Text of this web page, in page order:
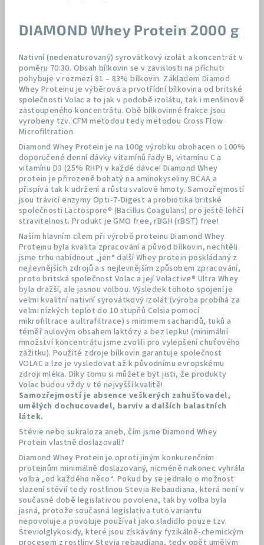
DIAMOND Whey Protein 2000 g
Nativní (nedenaturovaný) syrovátkový izolát a koncentrát v
poměru 70:30. Obsah bílkovin se v závislosti na příchuti
pohybuje v rozmezí 81 – 83% bílkovin. Základem Diamod
Whey Proteinu je výběrová a prvotřídní bílkovina od britské
společnosti Volac a to jak v podobě izolátu, tak i menšinově
zastoupeného koncentrátu. Obě bílkovinné frakce jsou
vyrobeny tzv. CFM metodou tedy metodou Cross Flow
Microfiltration.
Diamond Whey Protein je na 100g výrobku obohacen o 100%
doporučené denní dávky vitamínů řady B, vitamínu C a
vitamínu D3 (25% RHP) v každé dávce! Diamond Whey
protein je přirozeně bohatý na aminokyseliny BCAA a
přispívá tak k udržení a růstu svalové hmoty. Samozřejmostí
jsou trávicí enzymy Opti-7-Digest a probiotika britské
společnosti Lactospore® (Bacillus Coagulans) pro ještě lehčí
stravitelnost. Produkt je GMO free, rBGH (rBST) free!
Naším hlavním cílem při výrobě proteinu Diamond Whey
Proteinu byla kvalita zpracování a původ bílkovin, nechtěli
jsme trhu nabídnout „jen“ další Whey protein poskládaný z
nejlevnějších zdrojů a s nejlevnějším způsobem zpracování,
proto britská společnost Volac a její Volactive® Ultra Whey
byla dražší, ale jasnou volbou. Výsledek tohoto spojení je
velmi kvalitní nativní syrovátkový izolát (výroba probíhá za
velmi nízkých teplot do 10 stupňů Celsia pomocí
mikrofiltrace a ultrafiltrace) s minimem sacharidů, tuků a
téměř nulovým obsahem laktózy a bez lepku! (minimální
množství koncentrátu jsme zvolili pro vylepšení chuťového
zážitku). Použité zdroje bílkovin garantuje společnost
VOLAC a lze je vysledovat až k původnímu evropskému
zdroji mléka. Díky tomu si můžete být jisti, že produkty
Volac budou vždy v té nejvyšší kvalitě!
Samozřejmostí je absence veškerých zahušťovadel,
umělých dochucovadel, barviv a dalších balastních
látek.
Stévie nebo sukraloza aneb, čím jsme Diamond Whey
Protein vlastně doslazovali?
Diamond Whey Protein je oproti jiným konkurenčním
proteinům minimálně doslazovaný, nicméně nakonec vyhrála
volba „od každého něco“. Pokud by se jednalo o možnost
slazení stévií tedy rostlinou Stevia Rebaudiana, která není v
současné době legislativou povolena, tak by volba byla
jasná, protože současná legislativa tuto variantu
nepovoluje a povoluje používat jako sladidlo pouze tzv.
Steviolglykosidy, které jsou získávány fyzikálně-chemickým
procesem z rostliny Stevia rebaudiana, tedy opět umělým